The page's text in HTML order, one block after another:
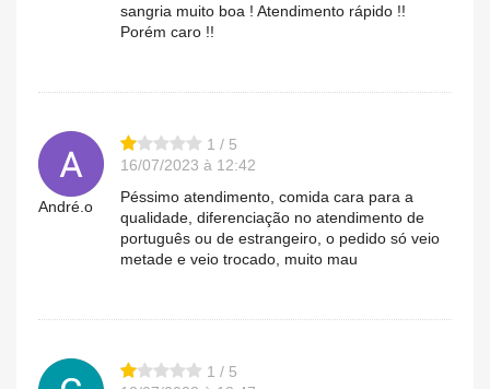
sangria muito boa ! Atendimento rápido !!
Porém caro !!
André.o
1 / 5
16/07/2023 à 12:42
Péssimo atendimento, comida cara para a
qualidade, diferenciação no atendimento de
português ou de estrangeiro, o pedido só veio
metade e veio trocado, muito mau
1 / 5